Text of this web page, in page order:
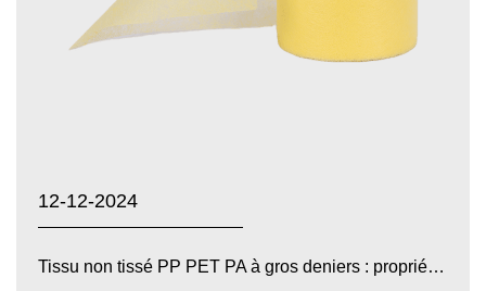
12-12-2024
Tissu non tissé PP PET PA à gros deniers : propriétés d...